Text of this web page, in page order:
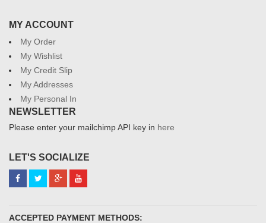
MY ACCOUNT
My Order
My Wishlist
My Credit Slip
My Addresses
My Personal In
NEWSLETTER
Please enter your mailchimp API key in here
LET'S SOCIALIZE
ACCEPTED PAYMENT METHODS: